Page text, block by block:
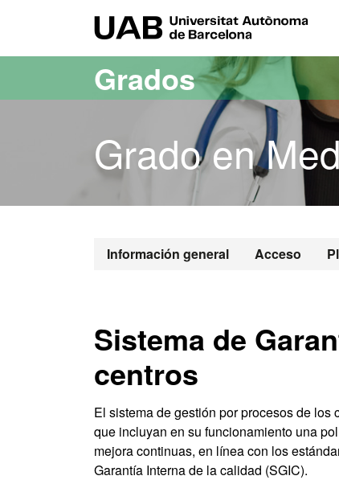
Grados
Grado en
Información general Acceso
Grado en
Sistema de
centros
El sistema de gestión por procesos de
que incluyan en su funcionamiento una
mejora continuas, en línea con los
Garantía Interna de la calidad (SGIC).